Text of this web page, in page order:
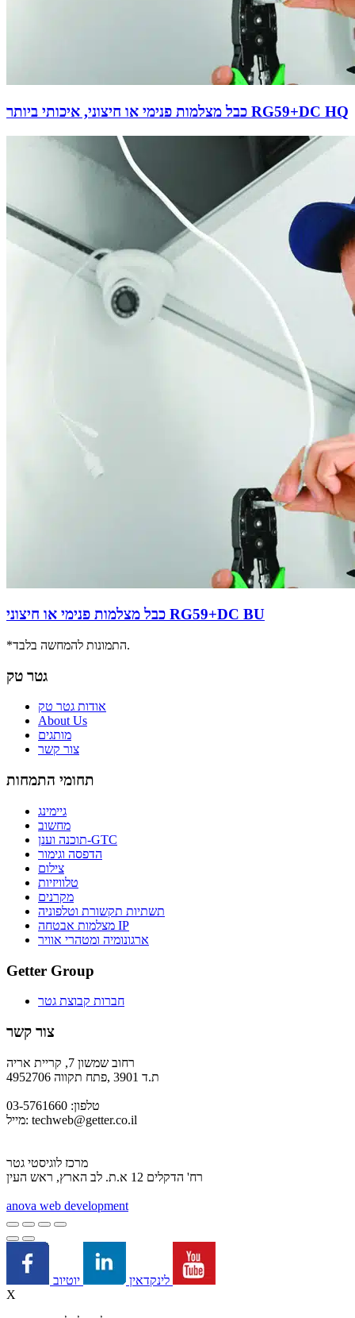
כבל מצלמות פנימי או חיצוני, איכותי ביותר RG59+DC HQ
כבל מצלמות פנימי או חיצוני RG59+DC BU
*התמונות להמחשה בלבד.
גטר טק
אודות גטר טק
About Us
מותגים
צור קשר
תחומי התמחות
גיימינג
מחשוב
תוכנה וענן-GTC
הדפסה וגימור
צילום
טלוויזיות
מקרנים
תשתיות תקשורת וטלפוניה
מצלמות אבטחה IP
ארגונומיה ומטהרי אוויר
Getter Group
חברות קבוצת גטר
צור קשר
רחוב שמשון 7, קריית אריה
ת.ד 3901 ,פתח תקווה 4952706
טלפון: 03-5761660
מייל: techweb@getter.co.il
מרכז לוגיסטי גטר
רח' הדקלים 12 א.ת. לב הארץ, ראש העין
anova web development
לינקדאין
X